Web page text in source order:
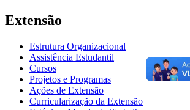
Extensão
Estrutura Organizacional
Assistência Estudantil
Cursos
Projetos e Programas
Ações de Extensão
Curricularização da Extensão